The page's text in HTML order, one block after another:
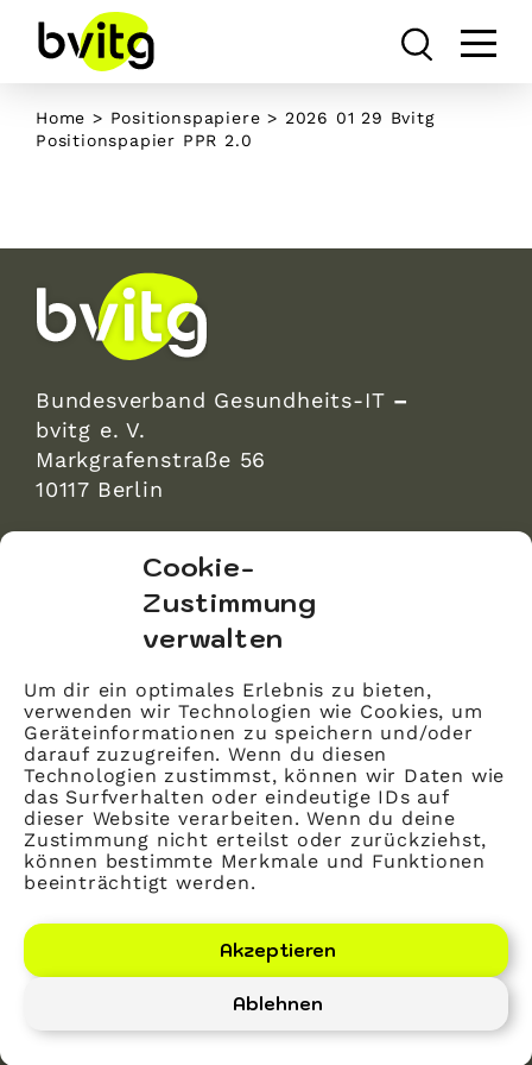
Cookie-
Zustimmung
verwalten
Um dir ein optimales Erlebnis zu bieten,
verwenden wir Technologien wie Cookies, um
Geräteinformationen zu speichern und/oder
darauf zuzugreifen. Wenn du diesen
Technologien zustimmst, können wir Daten wie
das Surfverhalten oder eindeutige IDs auf
dieser Website verarbeiten. Wenn du deine
Zustimmung nicht erteilst oder zurückziehst,
können bestimmte Merkmale und Funktionen
beeinträchtigt werden.
Akzeptieren
Ablehnen
content
Home > Positionspapiere > 2026 01 29 Bvitg
Positionspapier PPR 2.0
Bundesverband Gesundheits-IT –
bvitg e. V.
Markgrafenstraße 56
10117 Berlin
Markgrafenstraße 56
10117 Berlin
Impressum
Kontakt
Datenschutz
Mitglied werden
LinkedIn
YouTube
Bundesverband Gesundheits-IT – bvitg e. V.
2026©